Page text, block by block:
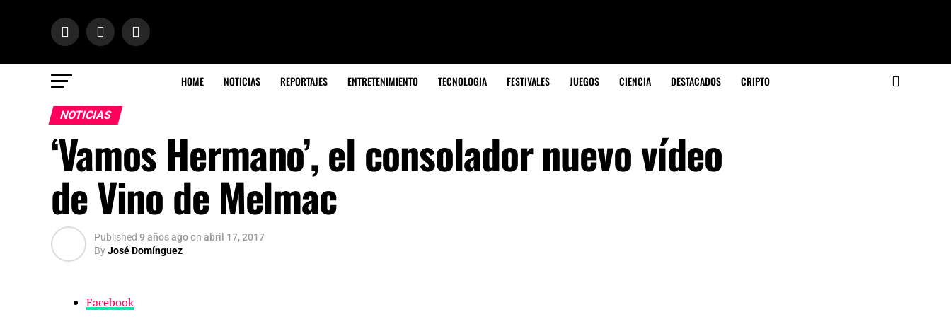
HOME NOTICIAS REPORTAJES ENTRETENIMIENTO TECNOLOGIA FESTIVALES JUEGOS CIENCIA DESTACADOS CRIPTO
NOTICIAS
‘Vamos Hermano’, el consolador nuevo vídeo
de Vino de Melmac
Published 9 años agoon abril 17, 2017
ByJosé Domínguez
Facebook